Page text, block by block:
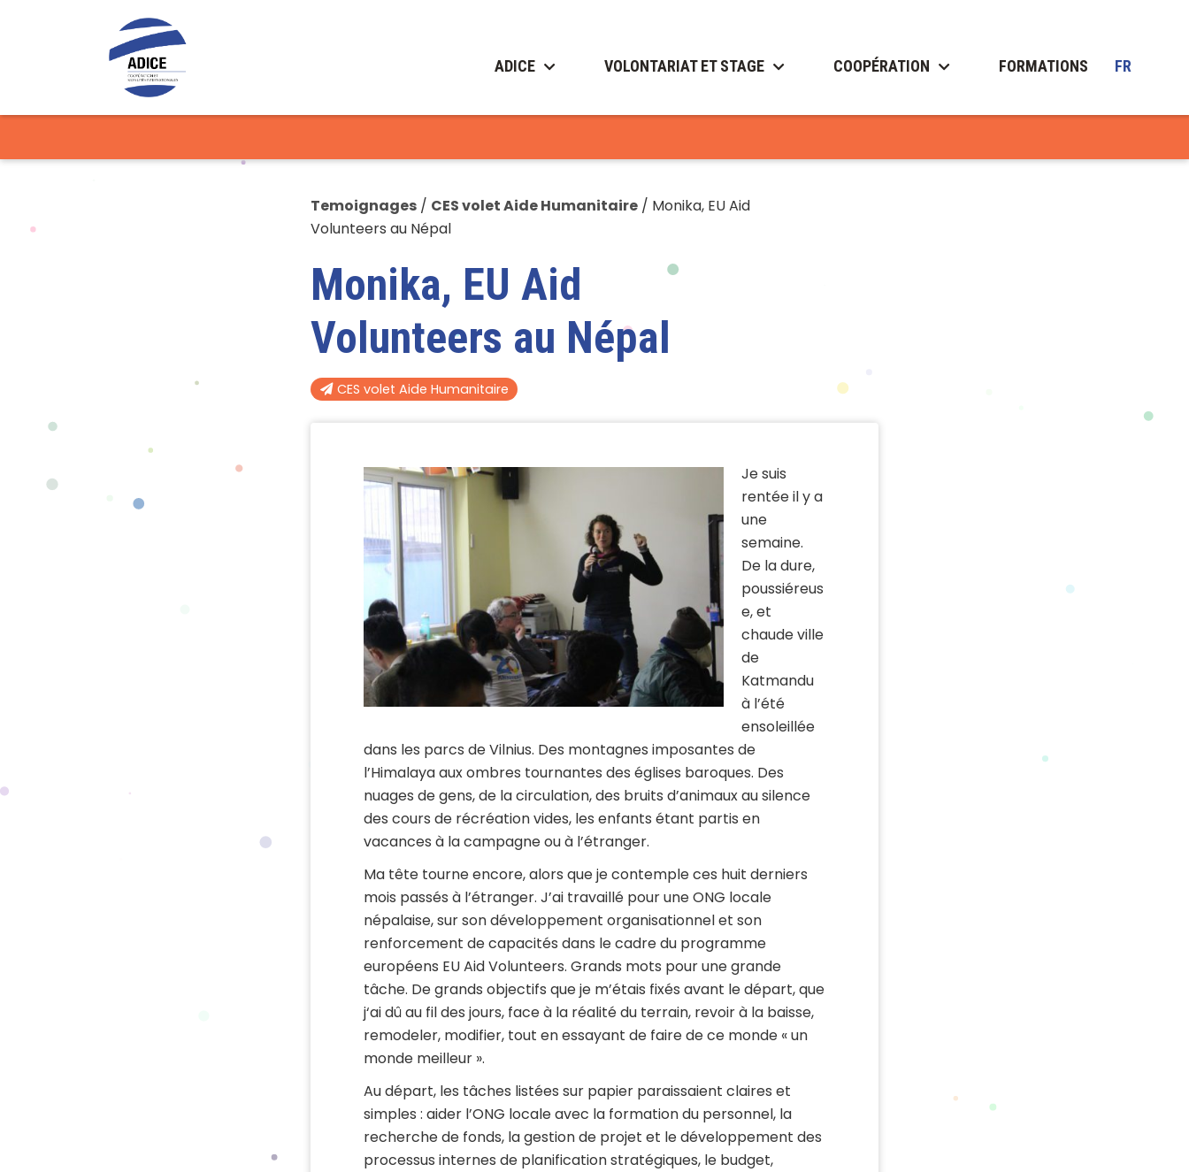
ADICE VOLONTARIAT ET STAGE COOPÉRATION FORMATIONS FR
Temoignages / CES volet Aide Humanitaire / Monika, EU Aid
Volunteers au Népal
Monika, EU Aid
Volunteers au Népal
CES volet Aide Humanitaire
Je suis
rentée il y a
une
semaine.
De la dure,
poussiéreus
e, et
chaude ville
de
Katmandu
à l’été
ensoleillée
dans les parcs de Vilnius. Des montagnes imposantes de
l’Himalaya aux ombres tournantes des églises baroques. Des
nuages de gens, de la circulation, des bruits d’animaux au silence
des cours de récréation vides, les enfants étant partis en
vacances à la campagne ou à l’étranger.
Ma tête tourne encore, alors que je contemple ces huit derniers
mois passés à l’étranger. J’ai travaillé pour une ONG locale
népalaise, sur son développement organisationnel et son
renforcement de capacités dans le cadre du programme
européens EU Aid Volunteers. Grands mots pour une grande
tâche. De grands objectifs que je m’étais fixés avant le départ, que
j‘ai dû au fil des jours, face à la réalité du terrain, revoir à la baisse,
remodeler, modifier, tout en essayant de faire de ce monde « un
monde meilleur ».
Au départ, les tâches listées sur papier paraissaient claires et
simples : aider l’ONG locale avec la formation du personnel, la
recherche de fonds, la gestion de projet et le développement des
processus internes de planification stratégiques, le budget,